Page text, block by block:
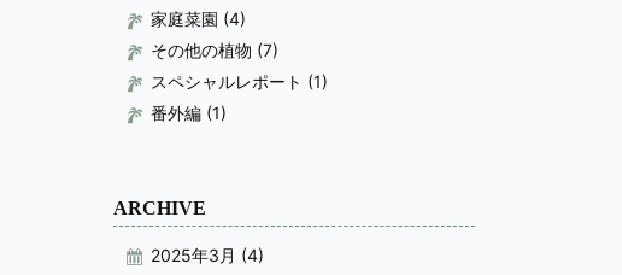
家庭菜園 (4)
その他の植物 (7)
スペシャルレポート (1)
番外編 (1)
ARCHIVE
2025年3月 (4)